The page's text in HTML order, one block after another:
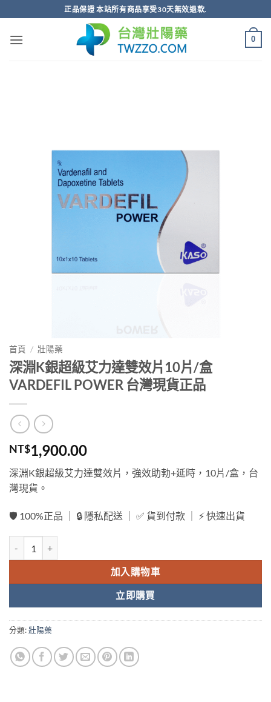
轉
正品保證 本站所有商品享受30天無效退款.
0
首頁 / 壯陽藥
深淵K銀超級艾力達雙效片10片/盒
VARDEFIL POWER 台灣現貨正品
NT$1,900.00
深淵K銀超級艾力達雙效片，強效助勃+延時，10片/盒，台
灣現貨。
🛡️ 100%正品 ｜ 🔒 隱私配送 ｜ ✅ 貨到付款 ｜ ⚡ 快速出貨
加入購物車
立即購買
分類:壯陽藥